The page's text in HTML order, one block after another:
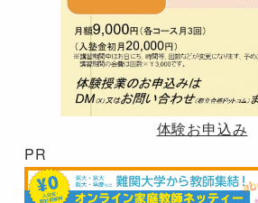
体験お申込み
PR